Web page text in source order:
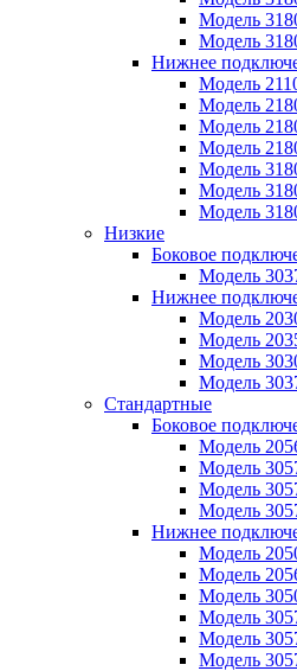
Модель
Модель
Нижнее
Модель
Модель
Модель
Модель
Модель
Модель
Модель
Низкие
Боковое
Модель
Нижнее
Модель
Модель
Модель
Модель
Стандартные
Боковое
Модель
Модель
Модель
Модель
Нижнее
Модель
Модель
Модель
Модель
Модель
Модель